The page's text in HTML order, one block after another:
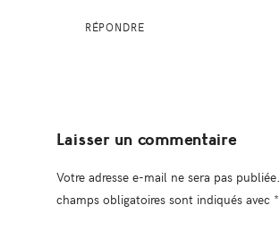
RÉPONDRE
Laisser un commentaire
Votre adresse e-mail ne sera pas publiée.
champs obligatoires sont indiqués avec *